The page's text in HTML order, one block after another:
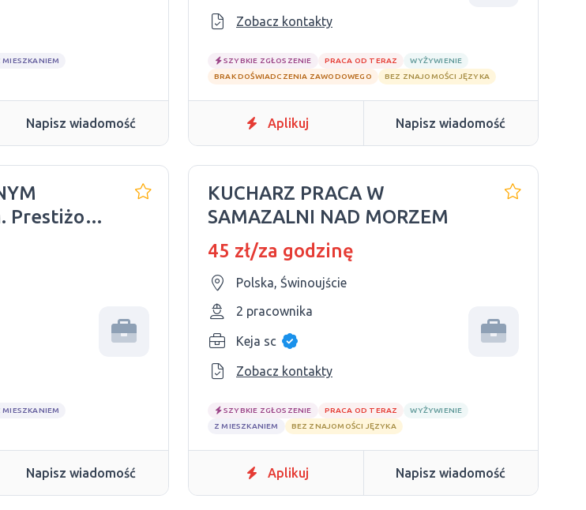
MIESZKANIEM
Napisz wiadomość
Zobacz kontakty
SZYBKIE ZGŁOSZENIE PRACA OD TERAZ
WYŻYWIENIE
BRAK DOŚWIADCZENIA ZAWODOWEGO
BEZ ZNAJOMOŚCI JĘZYKA
Aplikuj Napisz wiadomość
Prestiżowy
MIESZKANIEM
Napisz wiadomość
KUCHARZ PRACA W
SAMAZALNI NAD MORZEM
45 zł/za godzinę
Polska, Świnoujście
2 pracownika
Keja sc
Zobacz kontakty
SZYBKIE ZGŁOSZENIE PRACA OD TERAZ
WYŻYWIENIE
Z MIESZKANIEM
BEZ ZNAJOMOŚCI JĘZYKA
Aplikuj Napisz wiadomość